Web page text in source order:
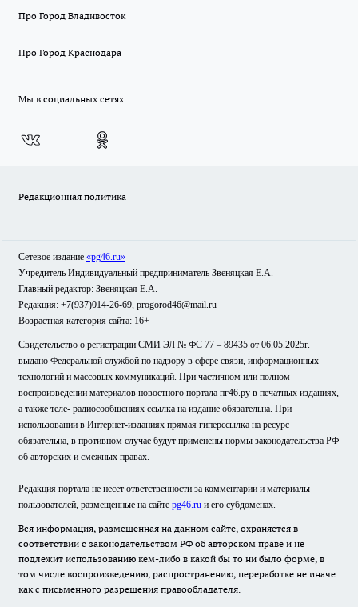
Про Город Владивосток
Про Город Краснодара
Мы в социальных сетях
Редакционная политика
Сетевое издание «pg46.ru»
Учредитель Индивидуальный предприниматель Звеняцкая Е.А.
Главный редактор: Звеняцкая Е.А.
Редакция: +7(937)014-26-69, progorod46@mail.ru
Возрастная категория сайта: 16+
Свидетельство о регистрации СМИ ЭЛ № ФС 77 – 89435 от 06.05.2025г.
выдано Федеральной службой по надзору в сфере связи, информационных
технологий и массовых коммуникаций. При частичном или полном
воспроизведении материалов новостного портала пг46.ру в печатных изданиях,
а также теле- радиосообщениях ссылка на издание обязательна. При
использовании в Интернет-изданиях прямая гиперссылка на ресурс
обязательна, в противном случае будут применены нормы законодательства РФ
об авторских и смежных правах.
Редакция портала не несет ответственности за комментарии и материалы
пользователей, размещенные на сайте pg46.ru и его субдоменах.
Вся информация, размещенная на данном сайте, охраняется в
соответствии с законодательством РФ об авторском праве и не
подлежит использованию кем-либо в какой бы то ни было форме, в
том числе воспроизведению, распространению, переработке не иначе
как с письменного разрешения правообладателя.